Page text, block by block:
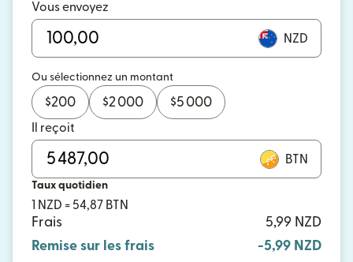
Vous envoyez
NZD
Ou sélectionnez un montant
$200 $2 000 $5 000
Il reçoit
BTN
Taux quotidien
1 NZD = 54,87 BTN
Frais
5,99 NZD
Remise sur les frais
-5,99 NZD